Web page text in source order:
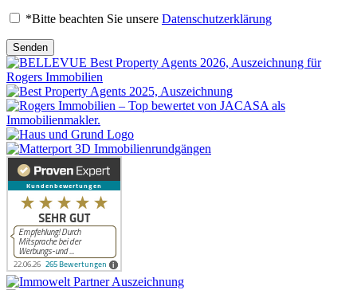
*Bitte beachten Sie unsere Datenschutzerklärung
Senden